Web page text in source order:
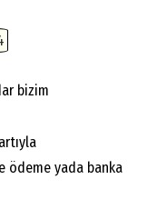
bizim
ödeme yada banka